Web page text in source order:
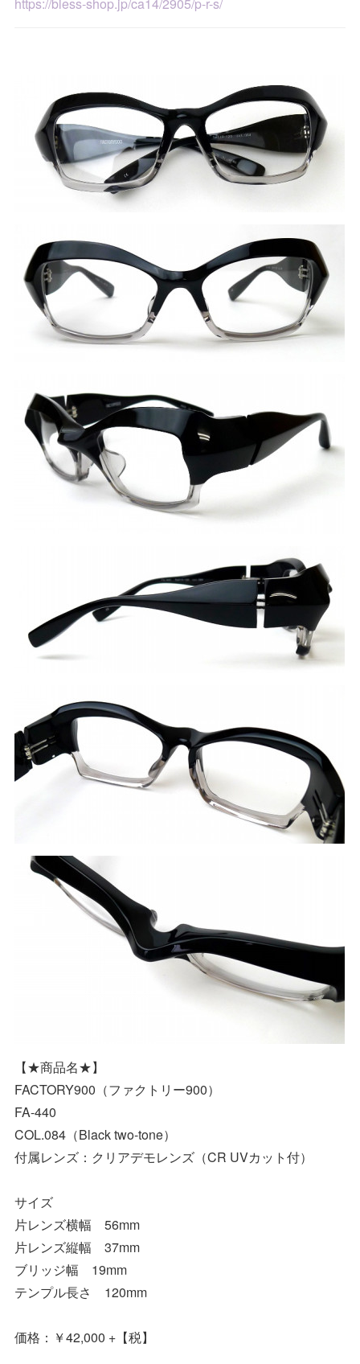
【★商品名★】
FACTORY900（ファクトリー900）
FA-440
COL.084（Black two-tone）
付属レンズ：クリアデモレンズ（CR UVカット付）
サイズ
片レンズ横幅 56mm
片レンズ縦幅 37mm
ブリッジ幅 19mm
テンプル長さ 120mm
価格：￥42,000 +【税】